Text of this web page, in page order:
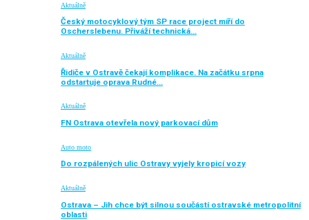
Aktuálně
Český motocyklový tým SP race project míří do
Oscherslebenu. Přiváží technická…
Aktuálně
Řidiče v Ostravě čekají komplikace. Na začátku srpna
odstartuje oprava Rudné…
Aktuálně
FN Ostrava otevřela nový parkovací dům
Auto moto
Do rozpálených ulic Ostravy vyjely kropicí vozy
Aktuálně
Ostrava – Jih chce být silnou součástí ostravské metropolitní
oblasti